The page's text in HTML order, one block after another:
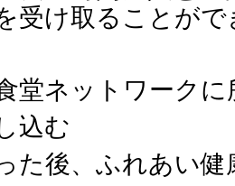
受け取ることが
堂ネットワーク
込む
た後、ふれあい